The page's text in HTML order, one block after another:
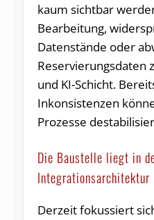
kaum sichtbar
Bearbeitung,
Datenstände oder
Reservierungsdaten
und KI-Schicht.
Inkonsistenzen
Prozesse
Die Baustelle liegt in
Integrationsarchitektur
Derzeit fokussiert